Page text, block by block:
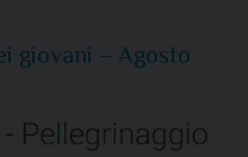
giovani – Agosto